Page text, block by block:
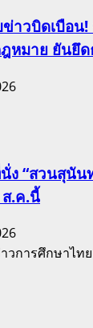
ข่าวบิดเบือน
หมาย ยันยึ
ง “สวนสุนัน
.ค.นี้
วการศึกษาไทย